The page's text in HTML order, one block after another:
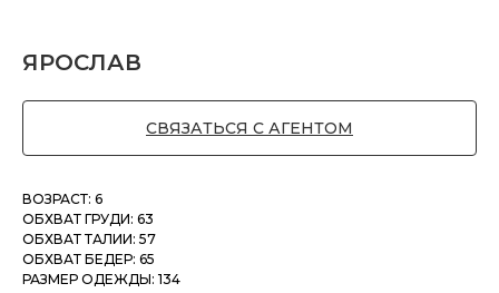
ЯРОСЛАВ
СВЯЗАТЬСЯ С АГЕНТОМ
ВОЗРАСТ: 6
ОБХВАТ ГРУДИ: 63
ОБХВАТ ТАЛИИ: 57
ОБХВАТ БЕДЕР: 65
РАЗМЕР ОДЕЖДЫ: 134